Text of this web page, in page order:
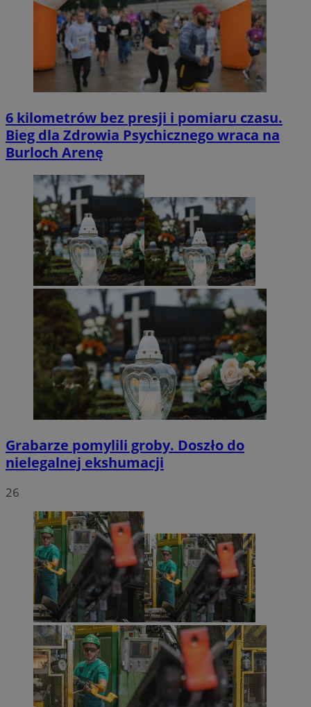
6 kilometrów bez presji i pomiaru czasu.
Bieg dla Zdrowia Psychicznego wraca na
Burloch Arenę
Grabarze pomylili groby. Doszło do
nielegalnej ekshumacji
26